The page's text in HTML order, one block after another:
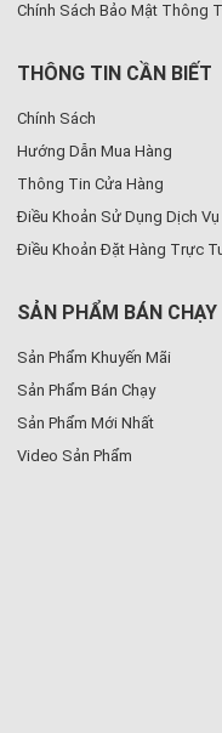
Chính Sách Bảo Mật Thông
THÔNG TIN CẦN BIẾT
Chính Sách
Hướng Dẫn Mua Hàng
Thông Tin Cửa Hàng
Điều Khoản Sử Dụng Dịch Vụ
Điều Khoản Đặt Hàng Trực
SẢN PHẨM BÁN CHẠY
Sản Phẩm Khuyến Mãi
Sản Phẩm Bán Chạy
Sản Phẩm Mới Nhất
Video Sản Phẩm